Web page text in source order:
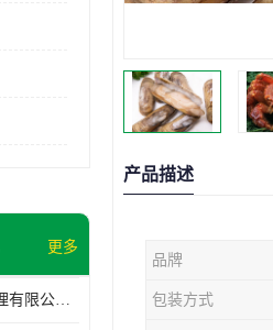
更多
东莞市康隆膳食管理有限公司主要经营蔬菜配送 东莞食堂承包 光明蔬菜配送 深圳市食堂承包 深圳市蔬菜配送等业务 欢迎咨询了解
产品描述
品牌
包装方式